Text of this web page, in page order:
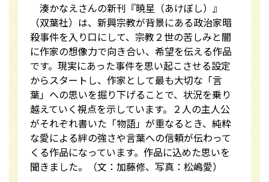
湊かなえさんの新刊『暁星（あけぼし）』
（双葉社）は、新興宗教が背景にある政治家暗
殺事件を入り口にして、宗教２世の苦しみと闇
に作家の想像力で向き合い、希望を伝える作品
です。現実にあった事件を思い起こさせる設定
からスタートし、作家として最も大切な「言
葉」への思いを掘り下げることで、状況を乗り
越えていく視点を示しています。２人の主人公
がそれぞれ書いた「物語」が重なるとき、純粋
な愛による絆の強さや言葉への信頼が伝わって
くる作品になっています。作品に込めた思いを
聞きました。（文：加藤修、写真：松嶋愛）